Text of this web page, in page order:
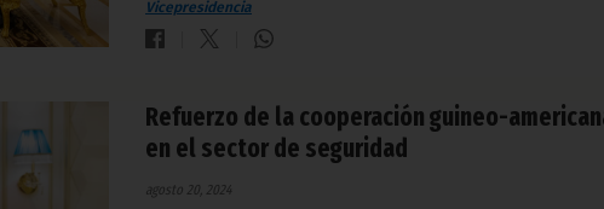
Vicepresidencia
Refuerzo de la cooperación guineo-
en el sector de seguridad
agosto 20, 2024